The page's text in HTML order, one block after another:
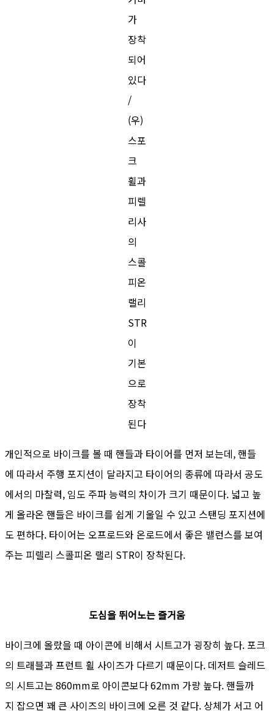
가
장착
되어
있다
/
(우)
스포
크
휠과
피렐
리사
의
스콜
피온
랠리
STR
이
기본
으로
장착
된다
개인적으로 바이크를 볼 때 핸들과 타이어를 먼저 보는데, 핸들
에 따라서 주행 포지션이 달라지고 타이어의 종류에 따라서 공도
에서의 마찰력, 임도 주파 능력의 차이가 크기 때문이다. 넓고 높
게 올라온 핸들은 바이크를 쉽게 기울일 수 있고 스탠딩 포지션에
도 편하다. 타이어는 오프로드와 온로드에서 좋은 밸런스를 보여
주는 피렐리 스콜피온 랠리 STR이 장착된다.
도심을 뛰어노는 즐거움
바이크에 올랐을 때 아이콘에 비해서 시트고가 굉장히 높다. 포크
의 트래블과 프런트 휠 사이즈가 다르기 때문이다. 데저트 슬레드
의 시트고는 860mm로 아이콘보다 62mm 가량 높다. 핸들까
지 잡으면 꽤 큰 사이즈의 바이크에 오른 것 같다. 상체가 서고 어